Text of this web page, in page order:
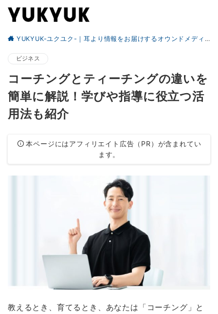
YUKYUK-ユクユク-｜耳より情報をお届けするオウンドメディア
ビジネス
コーチングとティーチングの違いを
簡単に解説！学びや指導に役立つ活
用法も紹介
本ページにはアフィリエイト広告（PR）が含まれてい
ます。
教えるとき、育てるとき、あなたは「コーチング」と